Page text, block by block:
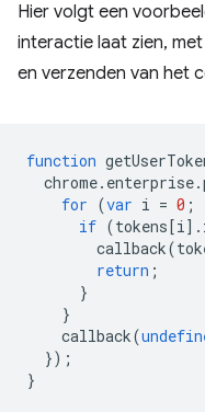
Hier volgt een
interactie laat zien,
en verzenden van het
function
chrome. enterprise.
for (var i = 0 ;
if (tokens[i].
callback(
return ;
}
}
callback(
});
}